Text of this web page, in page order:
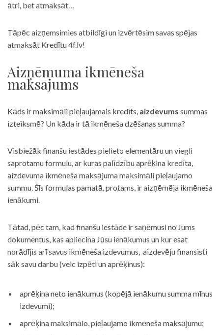
ātri, bet atmaksāt…
Tāpēc aizņemsimies atbildīgi un izvērtēsim savas spējas
atmaksāt Kredītu 4f.lv!
Aizņēmuma ikmēneša
maksājums
Kāds ir maksimāli pieļaujamais kredīts, aizdevums summas
izteiksmē? Un kāda ir tā ikmēneša dzēšanas summa?
Visbiežāk finanšu iestādes pielieto elementāru un viegli
saprotamu formulu, ar kuras palīdzību aprēķina kredīta,
aizdevuma ikmēneša maksājuma maksimāli pieļaujamo
summu. Šīs formulas pamatā, protams, ir aizņēmēja ikmēneša
ienākumi.
Tātad, pēc tam, kad finanšu iestāde ir saņēmusi no Jums
dokumentus, kas apliecina Jūsu ienākumus un kur esat
norādījis arī savus ikmēneša izdevumus, aizdevēju finansisti
sāk savu darbu (veic izpēti un aprēķinus):
aprēķina neto ienākumus (kopējā ienākumu summa mīnus
izdevumi);
aprēķina maksimālo, pieļaujamo ikmēneša maksājumu;